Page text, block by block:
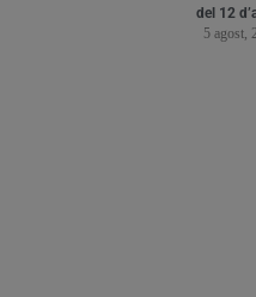
del 12
5 agost,